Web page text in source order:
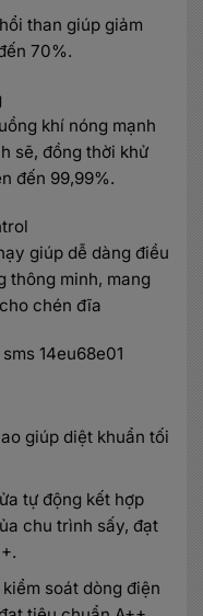
than giúp giảm
70%.
khí nóng mạnh
sẽ, đồng thời khử
đến 99,99%.
giúp dễ dàng điều
thông minh, mang
chén đĩa
giúp diệt khuẩn tối
tự động kết hợp
chu trình sấy, đạt
soát dòng điện